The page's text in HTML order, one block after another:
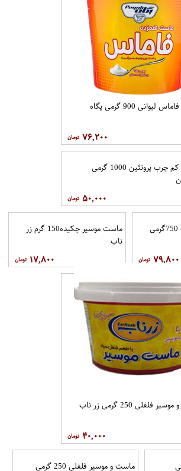
900 گرمی پگاه
۷۶,۲۰۰
ماست کم چرب پروتئین 1000 گرمی
۵۰,۰۰۰
ماست چکیده سبزیجات 750گرمی
۷۹,۸۰۰
ماست موسیر چکیده150 گرم زر
ناب
۱۷,۸۰۰
فلفلی 250 گرمی زر ناب
۴۰,۰۰۰
گرمی
ماست و موسیر فلفلی 250 گرمی